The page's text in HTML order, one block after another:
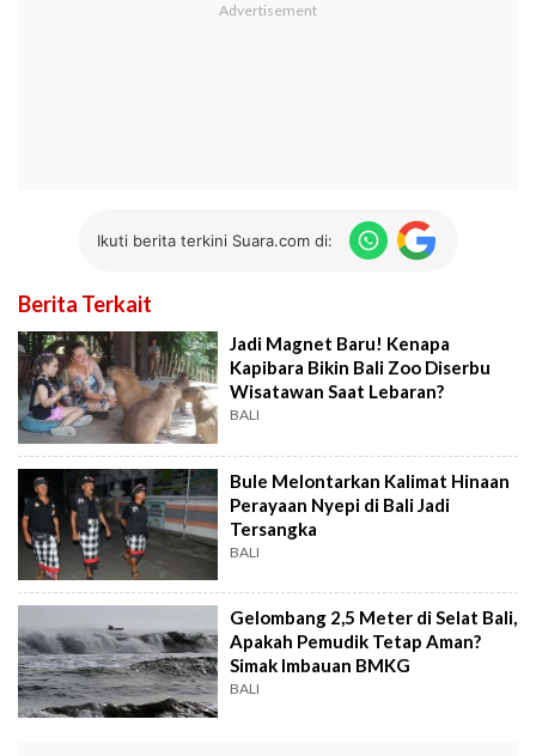
Ikuti berita terkini Suara.com di:
Berita Terkait
Jadi Magnet Baru! Kenapa
Kapibara Bikin Bali Zoo Diserbu
Wisatawan Saat Lebaran?
BALI
Bule Melontarkan Kalimat Hinaan
Perayaan Nyepi di Bali Jadi
Tersangka
BALI
Gelombang 2,5 Meter di Selat Bali,
Apakah Pemudik Tetap Aman?
Simak Imbauan BMKG
BALI